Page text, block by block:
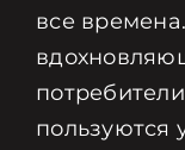
все
пользуются